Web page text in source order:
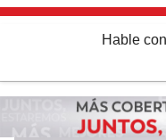
Hable